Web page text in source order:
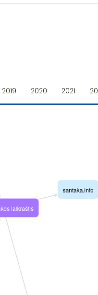
2019 2020 2021